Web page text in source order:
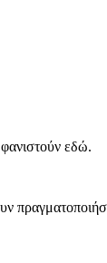
εδώ.